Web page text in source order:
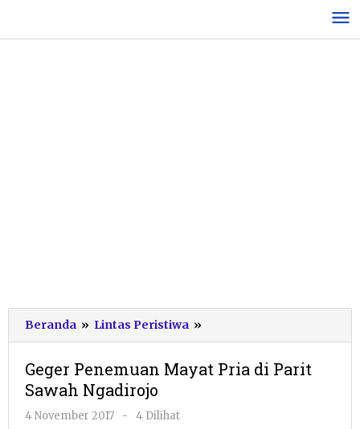
konten
Beranda » Lintas Peristiwa »
Penemuan
Pria
Geger Penemuan Mayat Pria di Parit
Sawah Ngadirojo
4 November 2017
oleh
-
4 Dilihat